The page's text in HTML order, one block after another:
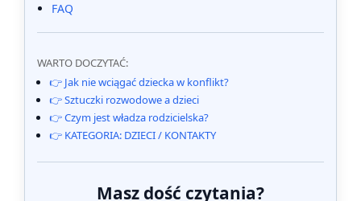
FAQ
WARTO DOCZYTAĆ:
👉 Jak nie wciągać dziecka w konflikt?
👉 Sztuczki rozwodowe a dzieci
👉 Czym jest władza rodzicielska?
👉 KATEGORIA: DZIECI / KONTAKTY
Masz dość czytania?